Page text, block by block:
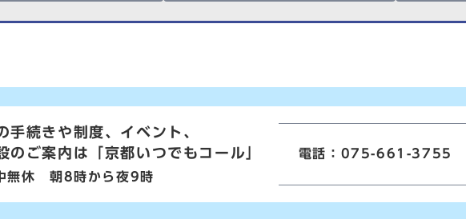
手続きや制度、イベント、
のご案内は
「京都いつでもコール」
無休 朝8時から夜9時
電話：075-661-3755